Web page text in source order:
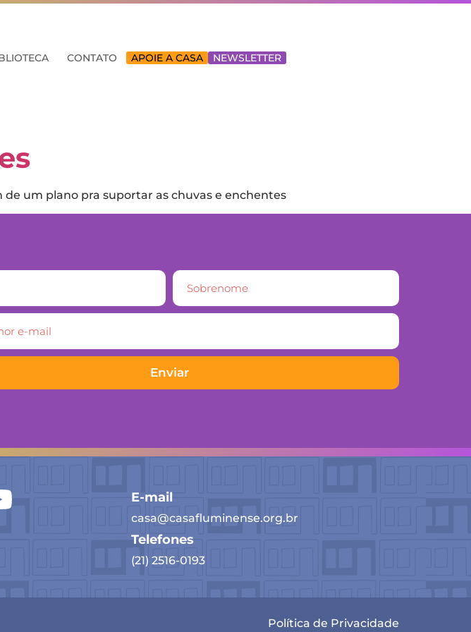
CONTATO APOIE A CASA NEWSLETTER
um plano pra suportar as chuvas e enchentes
Enviar
E-mail
casa@casafluminense.org.br
Telefones
(21) 2516-0193
Política de Privacidade